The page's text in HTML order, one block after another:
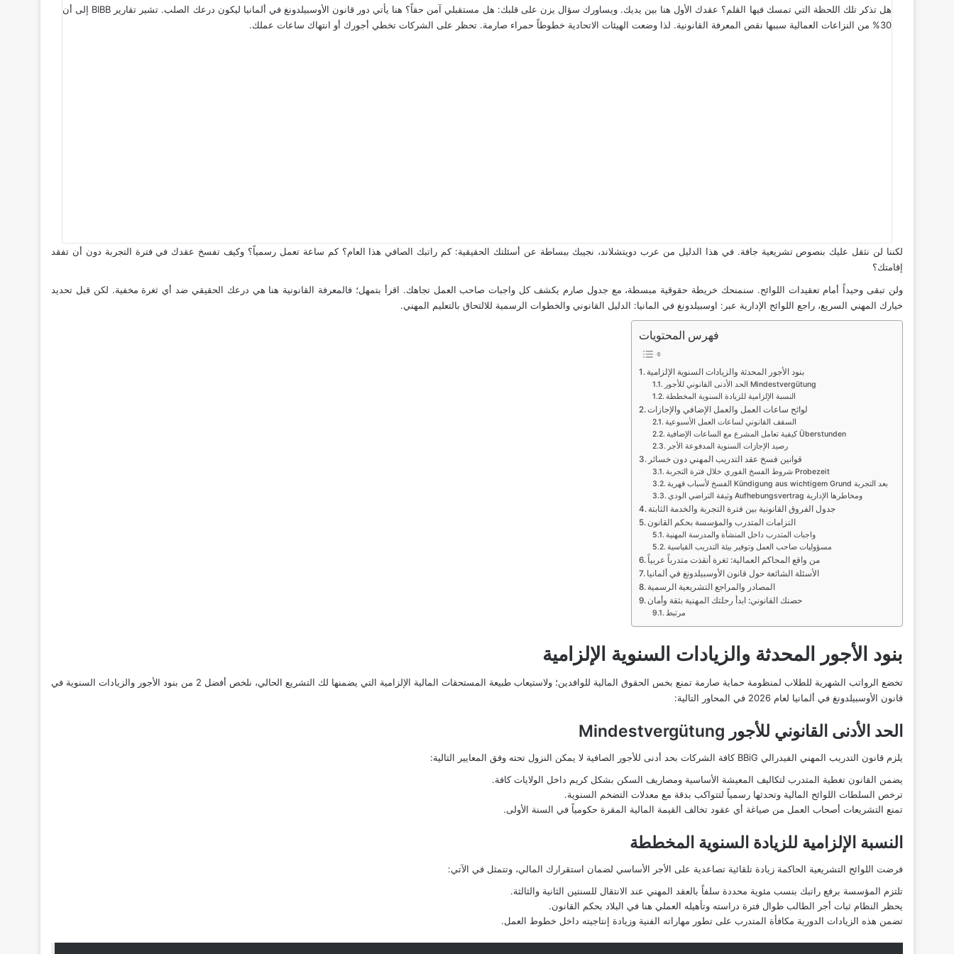
هل تذكر تلك اللحظة التي تمسك فيها القلم؟ عقدك الأول هنا بين يديك. ويساورك سؤال يزن على قلبك: هل مستقبلي آمن حقاً؟ هنا يأتي دور قانون الأوسبيلدونغ في ألمانيا ليكون درعك الصلب. تشير تقارير BIBB إلى أن
30% من النزاعات العمالية سببها نقص المعرفة القانونية. لذا وضعت الهيئات الاتحادية خطوطاً حمراء صارمة. تحظر على الشركات تخطي أجورك أو انتهاك ساعات عملك.
لكننا لن نثقل عليك بنصوص تشريعية جافة. في هذا الدليل من عرب دويتشلاند، نجيبك ببساطة عن أسئلتك الحقيقية: كم راتبك الصافي هذا العام؟ كم ساعة تعمل رسمياً؟ وكيف تفسخ عقدك في فترة التجربة دون أن تفقد
إقامتك؟
ولن تبقى وحيداً أمام تعقيدات اللوائح. سنمنحك خريطة حقوقية مبسطة، مع جدول صارم يكشف كل واجبات صاحب العمل تجاهك. اقرأ بتمهل؛ فالمعرفة القانونية هنا هي درعك الحقيقي ضد أي ثغرة مخفية. لكن قبل تحديد
خيارك المهني السريع، راجع اللوائح الإدارية عبر: اوسبيلدونغ في المانيا: الدليل القانوني والخطوات الرسمية للالتحاق بالتعليم المهني.
فهرس المحتويات
بنود الأجور المحدثة والزيادات السنوية الإلزامية
الحد الأدنى القانوني للأجور Mindestvergütung
النسبة الإلزامية للزيادة السنوية المخططة
لوائح ساعات العمل والعمل الإضافي والإجازات
السقف القانوني لساعات العمل الأسبوعية
كيفية تعامل المشرع مع الساعات الإضافية Überstunden
رصيد الإجازات السنوية المدفوعة الأجر
قوانين فسخ عقد التدريب المهني دون خسائر
شروط الفسخ الفوري خلال فترة التجربة Probezeit
الفسخ لأسباب قهرية Kündigung aus wichtigem Grund بعد التجربة
وثيقة التراضي الودي Aufhebungsvertrag ومخاطرها الإدارية
جدول الفروق القانونية بين فترة التجربة والخدمة الثابتة
التزامات المتدرب والمؤسسة بحكم القانون
واجبات المتدرب داخل المنشأة والمدرسة المهنية
مسؤوليات صاحب العمل وتوفير بيئة التدريب القياسية
من واقع المحاكم العمالية: ثغرة أنقذت متدرباً عربياً
الأسئلة الشائعة حول قانون الأوسبيلدونغ في ألمانيا
المصادر والمراجع التشريعية الرسمية
حصنك القانوني: ابدأ رحلتك المهنية بثقة وأمان
مرتبط
بنود الأجور المحدثة والزيادات السنوية الإلزامية
تخضع الرواتب
الشهرية للطلاب لمنظومة حماية صارمة تمنع بخس الحقوق المالية للوافدين؛ ولاستيعاب طبيعة المستحقات المالية الإلزامية التي يضمنها لك التشريع الحالي، نلخص أفضل 2 من بنود الأجور والزيادات السنوية في
قانون الأوسبيلدونغ في ألمانيا لعام 2026 في المحاور التالية:
الحد الأدنى القانوني للأجور Mindestvergütung
يلزم قانون التدريب المهني الفيدرالي BBiG كافة الشركات بحد أدنى للأجور الصافية لا يمكن النزول تحته وفق المعايير التالية:
يضمن القانون تغطية المتدرب لتكاليف المعيشة الأساسية ومصاريف السكن بشكل كريم داخل الولايات كافة.
ترخص السلطات اللوائح المالية وتحدثها رسمياً لتتواكب بدقة مع معدلات التضخم السنوية.
تمنع التشريعات أصحاب العمل من صياغة أي عقود تخالف القيمة المالية المقرة حكومياً في السنة الأولى.
النسبة الإلزامية للزيادة السنوية المخططة
فرضت اللوائح التشريعية الحاكمة زيادة تلقائية تصاعدية على الأجر الأساسي لضمان استقرارك المالي، وتتمثل في الآتي:
تلتزم المؤسسة برفع راتبك بنسب مئوية محددة سلفاً بالعقد المهني عند الانتقال للسنتين الثانية والثالثة.
يحظر النظام ثبات أجر الطالب طوال فترة دراسته وتأهيله العملي هنا في البلاد بحكم القانون.
تضمن هذه الزيادات الدورية مكافأة المتدرب على تطور مهاراته الفنية وزيادة إنتاجيته داخل خطوط العمل.